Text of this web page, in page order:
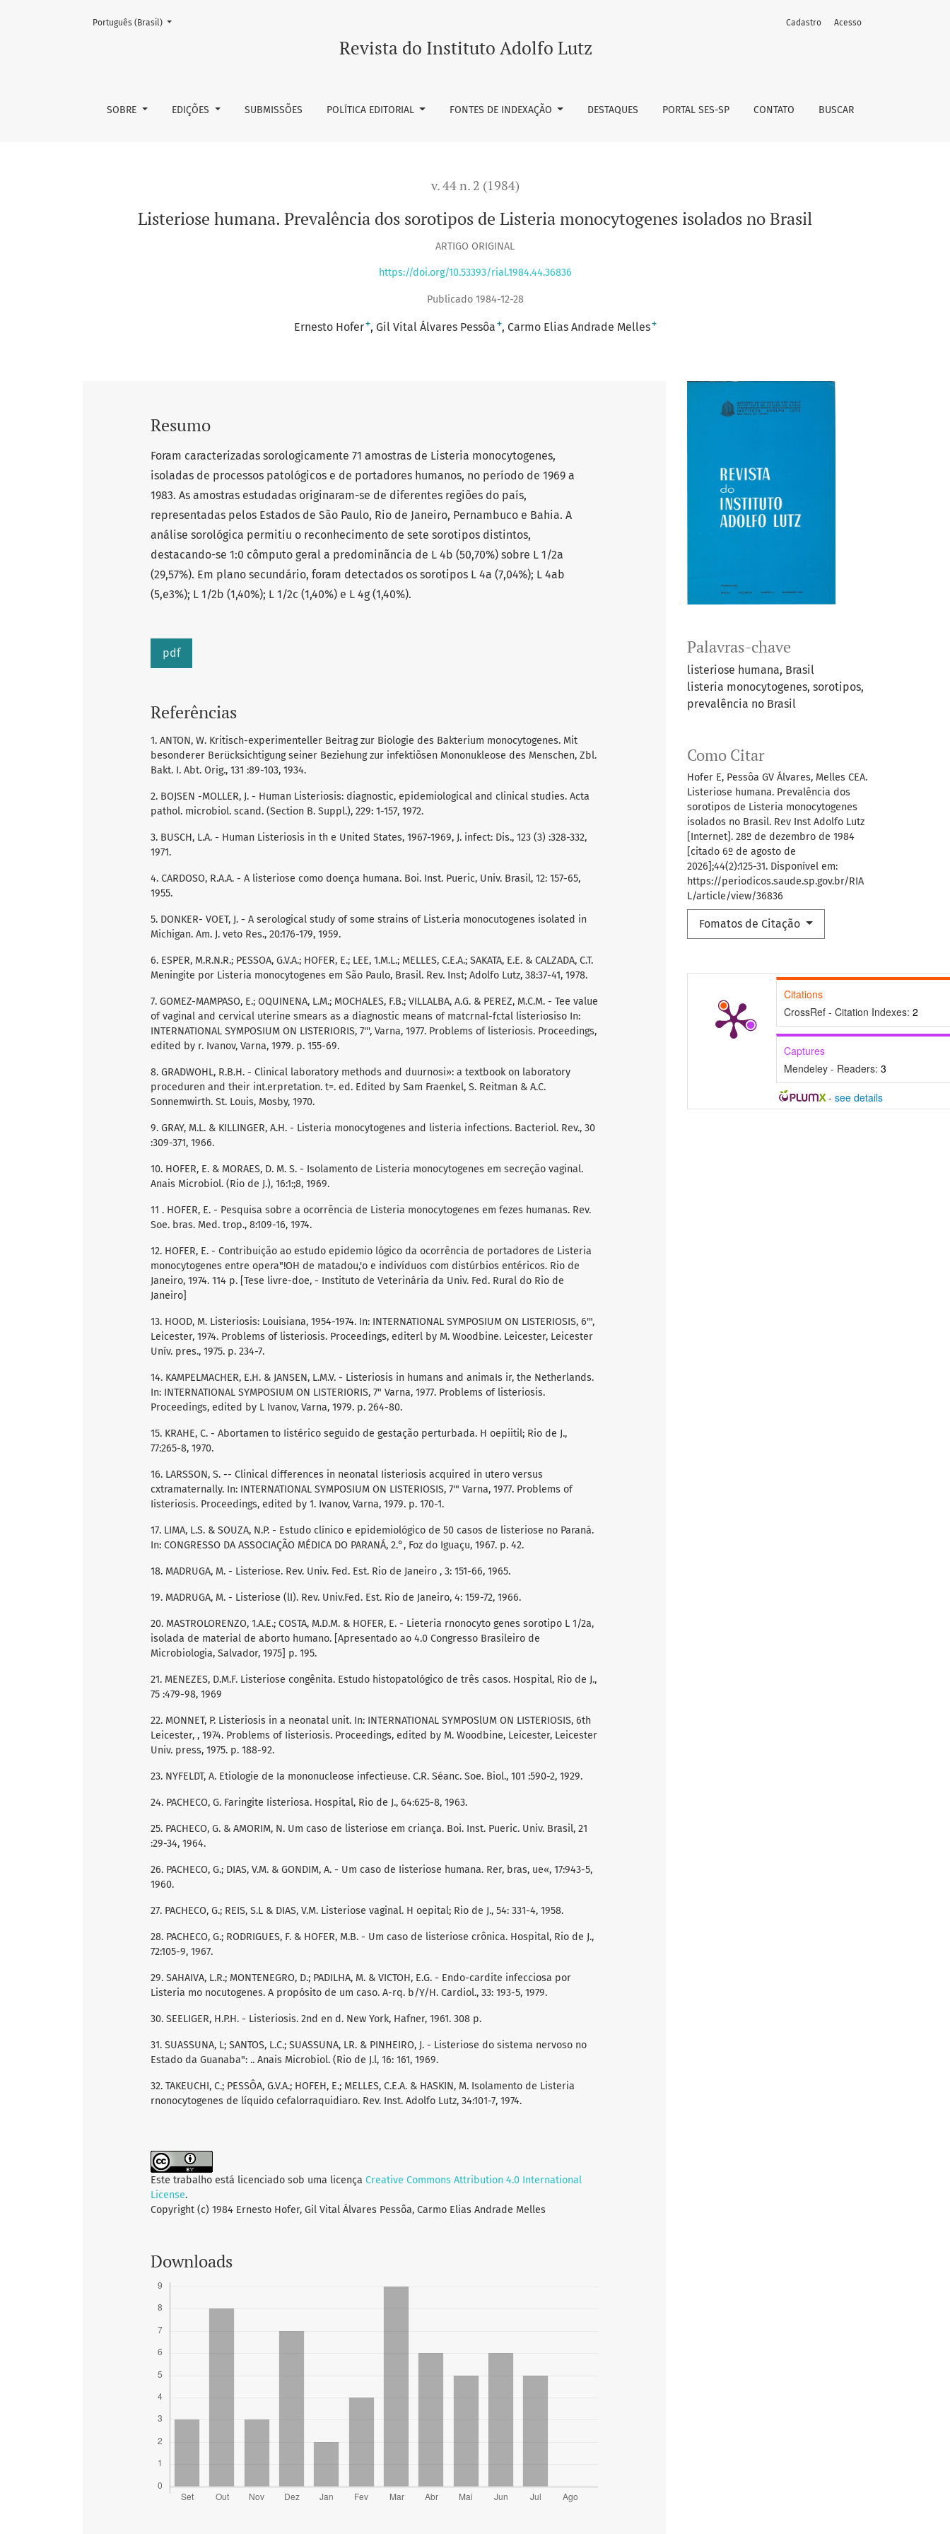
Listeriose humana. Prevalência dos sorotipos de Listeria monocytogenes isolados no Brasil
Revista do Instituto Adolfo Lutz
SOBRE EDIÇÕES SUBMISSÕES POLÍTICA EDITORIAL FONTES DE INDEXAÇÃO DESTAQUES PORTAL SES-SP CONTATO BUSCAR
Cadastro Acesso
Mudar o idioma. O atual é:
Português (Brasil)
v. 44 n. 2 (1984)
Listeriose humana. Prevalência dos sorotipos de Listeria monocytogenes isolados no Brasil
ARTIGO ORIGINAL
https://doi.org/10.53393/rial.1984.44.36836
Publicado 1984-12-28
Ernesto Hofer+ Gil Vital Álvares Pessôa + Carmo Elias Andrade Melles+
Palavras-chave
listeriose humana, Brasil
listeria monocytogenes, sorotipos,
prevalência no Brasil
Como Citar
Hofer E, Pessôa GV Álvares, Melles CEA.
Listeriose humana. Prevalência dos
sorotipos de Listeria monocytogenes
isolados no Brasil. Rev Inst Adolfo Lutz
[Internet]. 28º de dezembro de 1984
[citado 6º de agosto de
2026];44(2):125-31. Disponível em:
https://periodicos.saude.sp.gov.br/RIA
L/article/view/36836
Fomatos de Citação
Citations
CrossRef - Citation Indexes: 2
Captures
Mendeley - Readers: 3
- see details
Resumo
Foram caracterizadas sorologicamente 71 amostras de Listeria monocytogenes,
isoladas de processos patológicos e de portadores humanos, no período de 1969 a
1983. As amostras estudadas originaram-se de diferentes regiões do país,
representadas pelos Estados de São Paulo, Rio de Janeiro, Pernambuco e Bahia. A
análise sorológica permitiu o reconhecimento de sete sorotipos distintos,
destacando-se 1:0 cômputo geral a predominãncia de L 4b (50,70%) sobre L 1/2a
(29,57%). Em plano secundário, foram detectados os sorotipos L 4a (7,04%); L 4ab
(5,e3%); L 1/2b (1,40%); L 1/2c (1,40%) e L 4g (1,40%).
pdf
Referências
1. ANTON, W. Kritisch-experimenteller Beitrag zur Biologie des Bakterium monocytogenes. Mit
besonderer Berücksichtigung seiner Beziehung zur infektiõsen Mononukleose des Menschen, Zbl.
Bakt. I. Abt. Orig., 131 :89-103, 1934.
2. BOJSEN -MOLLER, J. - Human Listeriosis: diagnostic, epidemiological and clinical studies. Acta
pathol. microbiol. scand. (Section B. Suppl.), 229: 1-157, 1972.
3. BUSCH, L.A. - Human Listeriosis in th e United States, 1967-1969, J. infect: Dis., 123 (3) :328-332,
1971.
4. CARDOSO, R.A.A. - A listeriose como doença humana. Boi. Inst. Pueric, Univ. Brasil, 12: 157-65,
1955.
5. DONKER- VOET, J. - A serological study of some strains of List.eria monocutogenes isolated in
Michigan. Am. J. veto Res., 20:176-179, 1959.
6. ESPER, M.R.N.R.; PESSOA, G.V.A.; HOFER, E.; LEE, 1.M.L.; MELLES, C.E.A.; SAKATA, E.E. & CALZADA, C.T.
Meningite por Listeria monocytogenes em São Paulo, Brasil. Rev. Inst; Adolfo Lutz, 38:37-41, 1978.
7. GOMEZ-MAMPASO, E.; OQUINENA, L.M.; MOCHALES, F.B.; VILLALBA, A.G. & PEREZ, M.C.M. - Tee value
of vaginal and cervical uterine smears as a diagnostic means of matcrnal-fctal listeriosiso In:
INTERNATIONAL SYMPOSIUM ON LISTERIORIS, 7''', Varna, 1977. Problems of listeriosis. Proceedings,
edited by r. Ivanov, Varna, 1979. p. 155-69.
8. GRADWOHL, R.B.H. - Clinical laboratory methods and duurnosi»: a textbook on laboratory
proceduren and their int.erpretation. t=. ed. Edited by Sam Fraenkel, S. Reitman & A.C.
Sonnemwirth. St. Louis, Mosby, 1970.
9. GRAY, M.L. & KILLINGER, A.H. - Listeria monocytogenes and listeria infections. Bacteriol. Rev., 30
:309-371, 1966.
10. HOFER, E. & MORAES, D. M. S. - Isolamento de Listeria monocytogenes em secreção vaginal.
Anais Microbiol. (Rio de J.), 16:1:;8, 1969.
11 . HOFER, E. - Pesquisa sobre a ocorrência de Listeria monocytogenes em fezes humanas. Rev.
Soe. bras. Med. trop., 8:109-16, 1974.
12. HOFER, E. - Contribuição ao estudo epidemio lógico da ocorrência de portadores de Listeria
monocytogenes entre opera"!OH de matadou,'o e indivíduos com distúrbios entéricos. Rio de
Janeiro, 1974. 114 p. [Tese livre-doe, - Instituto de Veterinária da Univ. Fed. Rural do Rio de
Janeiro]
13. HOOD, M. Listeriosis: Louisiana, 1954-1974. In: INTERNATIONAL SYMPOSIUM ON LISTERIOSIS, 6'",
Leicester, 1974. Problems of listeriosis. Proceedings, editerl by M. Woodbine. Leicester, Leicester
Unív. pres., 1975. p. 234-7.
14. KAMPELMACHER, E.H. & JANSEN, L.M.V. - Listeriosis in humans and animaIs ir, the Netherlands.
In: INTERNATIONAL SYMPOSIUM ON LISTERIORIS, 7" Varna, 1977. Problems of listeriosis.
Proceedings, edited by L Ivanov, Varna, 1979. p. 264-80.
15. KRAHE, C. - Abortamen to Iistérico seguido de gestação perturbada. H oepiitil; Rio de J.,
77:265-8, 1970.
16. LARSSON, S. -- Clinical differences in neonatal Iisteriosis acquired in utero versus
cxtramaternally. In: INTERNATIONAL SYMPOSIUM ON LISTERIOSIS, 7'" Varna, 1977. Problems of
Iisteriosis. Proceedings, edited by 1. Ivanov, Varna, 1979. p. 170-1.
17. LIMA, L.S. & SOUZA, N.P. - Estudo clínico e epidemiológico de 50 casos de listeriose no Paraná.
In: CONGRESSO DA ASSOCIAÇÃO MÉDICA DO PARANÁ, 2.°, Foz do Iguaçu, 1967. p. 42.
18. MADRUGA, M. - Listeriose. Rev. Univ. Fed. Est. Rio de Janeiro , 3: 151-66, 1965.
19. MADRUGA, M. - Listeriose (lI). Rev. Univ.Fed. Est. Rio de Janeiro, 4: 159-72, 1966.
20. MASTROLORENZO, 1.A.E.; COSTA, M.D.M. & HOFER, E. - Lieteria rnonocyto genes sorotipo L 1/2a,
isolada de material de aborto humano. [Apresentado ao 4.0 Congresso Brasileiro de
Microbiologia, Salvador, 1975] p. 195.
21. MENEZES, D.M.F. Listeriose congênita. Estudo histopatológico de três casos. Hospital, Rio de J.,
75 :479-98, 1969
22. MONNET, P. Listeriosis in a neonatal unit. In: INTERNATIONAL SYMPOSlUM ON LISTERIOSIS, 6th
Leicester, , 1974. Problems of Iisteriosis. Proceedings, edited by M. Woodbine, Leicester, Leicester
Univ. press, 1975. p. 188-92.
23. NYFELDT, A. Etiologie de Ia mononucleose infectieuse. C.R. Séanc. Soe. Biol., 101 :590-2, 1929.
24. PACHECO, G. Faringite Iisteriosa. Hospital, Rio de J., 64:625-8, 1963.
25. PACHECO, G. & AMORIM, N. Um caso de listeriose em criança. Boi. Inst. Pueric. Univ. Brasil, 21
:29-34, 1964.
26. PACHECO, G.; DIAS, V.M. & GONDIM, A. - Um caso de Iisteriose humana. Rer, bras, ue«, 17:943-5,
1960.
27. PACHECO, G.; REIS, S.L & DIAS, V.M. Listeriose vaginal. H oepital; Rio de J., 54: 331-4, 1958.
28. PACHECO, G.; RODRIGUES, F. & HOFER, M.B. - Um caso de listeriose crônica. Hospital, Rio de J.,
72:105-9, 1967.
29. SAHAIVA, L.R.; MONTENEGRO, D.; PADILHA, M. & VICTOH, E.G. - Endo-cardite infecciosa por
Listeria mo nocutogenes. A propósito de um caso. A-rq. b/Y/H. Cardiol., 33: 193-5, 1979.
30. SEELIGER, H.P.H. - Listeriosis. 2nd en d. New York, Hafner, 1961. 308 p.
31. SUASSUNA, L; SANTOS, L.C.; SUASSUNA, LR. & PINHEIRO, J. - Listeriose do sistema nervoso no
Estado da Guanaba": .. Anais Microbiol. (Rio de J.l, 16: 161, 1969.
32. TAKEUCHI, C.; PESSÔA, G.V.A.; HOFEH, E.; MELLES, C.E.A. & HASKIN, M. Isolamento de Listeria
rnonocytogenes de líquido cefalorraquidiaro. Rev. Inst. Adolfo Lutz, 34:101-7, 1974.
Este trabalho está licenciado sob uma licença Creative Commons Attribution 4.0 International
License.
Copyright (c) 1984 Ernesto Hofer, Gil Vital Álvares Pessôa, Carmo Elias Andrade Melles
Downloads